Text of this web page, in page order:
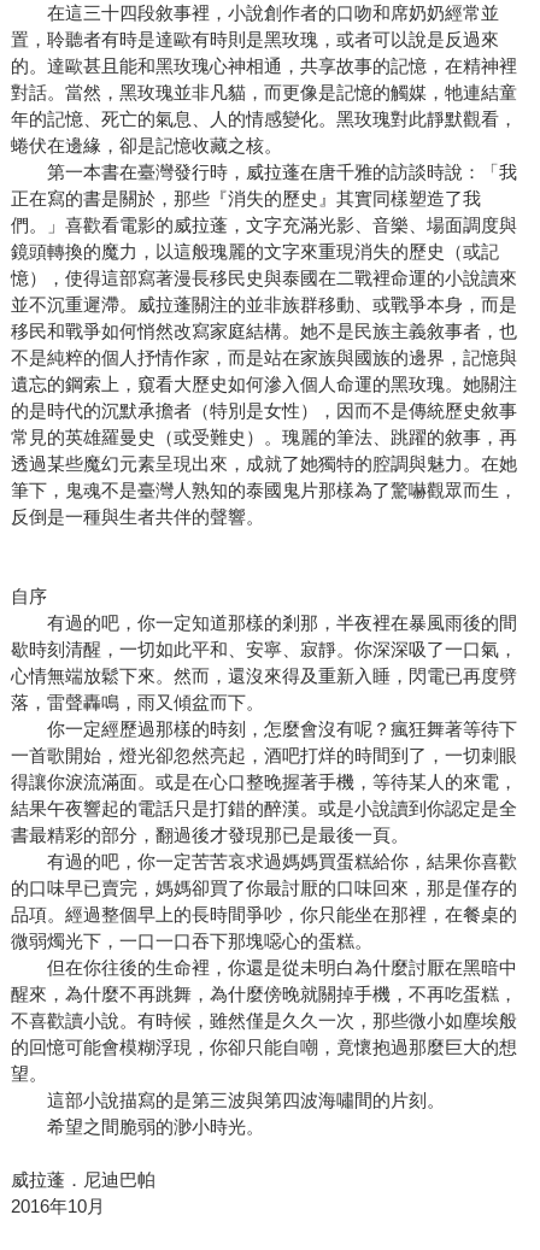
在這三十四段敘事裡，小說創作者的口吻和席奶奶經常並
置，聆聽者有時是達歐有時則是黑玫瑰，或者可以說是反過來
的。達歐甚且能和黑玫瑰心神相通，共享故事的記憶，在精神裡
對話。當然，黑玫瑰並非凡貓，而更像是記憶的觸媒，牠連結童
年的記憶、死亡的氣息、人的情感變化。黑玫瑰對此靜默觀看，
蜷伏在邊緣，卻是記憶收藏之核。
第一本書在臺灣發行時，威拉蓬在唐千雅的訪談時說：「我
正在寫的書是關於，那些『消失的歷史』其實同樣塑造了我
們。」喜歡看電影的威拉蓬，文字充滿光影、音樂、場面調度與
鏡頭轉換的魔力，以這般瑰麗的文字來重現消失的歷史（或記
憶），使得這部寫著漫長移民史與泰國在二戰裡命運的小說讀來
並不沉重遲滯。威拉蓬關注的並非族群移動、或戰爭本身，而是
移民和戰爭如何悄然改寫家庭結構。她不是民族主義敘事者，也
不是純粹的個人抒情作家，而是站在家族與國族的邊界，記憶與
遺忘的鋼索上，窺看大歷史如何滲入個人命運的黑玫瑰。她關注
的是時代的沉默承擔者（特別是女性），因而不是傳統歷史敘事
常見的英雄羅曼史（或受難史）。瑰麗的筆法、跳躍的敘事，再
透過某些魔幻元素呈現出來，成就了她獨特的腔調與魅力。在她
筆下，鬼魂不是臺灣人熟知的泰國鬼片那樣為了驚嚇觀眾而生，
反倒是一種與生者共伴的聲響。
自序
有過的吧，你一定知道那樣的剎那，半夜裡在暴風雨後的間
歇時刻清醒，一切如此平和、安寧、寂靜。你深深吸了一口氣，
心情無端放鬆下來。然而，還沒來得及重新入睡，閃電已再度劈
落，雷聲轟鳴，雨又傾盆而下。
你一定經歷過那樣的時刻，怎麼會沒有呢？瘋狂舞著等待下
一首歌開始，燈光卻忽然亮起，酒吧打烊的時間到了，一切刺眼
得讓你淚流滿面。或是在心口整晚握著手機，等待某人的來電，
結果午夜響起的電話只是打錯的醉漢。或是小說讀到你認定是全
書最精彩的部分，翻過後才發現那已是最後一頁。
有過的吧，你一定苦苦哀求過媽媽買蛋糕給你，結果你喜歡
的口味早已賣完，媽媽卻買了你最討厭的口味回來，那是僅存的
品項。經過整個早上的長時間爭吵，你只能坐在那裡，在餐桌的
微弱燭光下，一口一口吞下那塊噁心的蛋糕。
但在你往後的生命裡，你還是從未明白為什麼討厭在黑暗中
醒來，為什麼不再跳舞，為什麼傍晚就關掉手機，不再吃蛋糕，
不喜歡讀小說。有時候，雖然僅是久久一次，那些微小如塵埃般
的回憶可能會模糊浮現，你卻只能自嘲，竟懷抱過那麼巨大的想
望。
這部小說描寫的是第三波與第四波海嘯間的片刻。
希望之間脆弱的渺小時光。
威拉蓬．尼迪巴帕
2016年10月